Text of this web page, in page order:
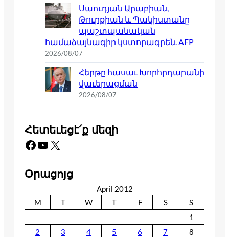
Սաուդյան Արաբիան,
Թուրքիան և Պակիստանը
պաշտպանական
համաձայնագիր կստորագրեն. AFP
2026/08/07
Հերթը հասաւ Խորհրդարանի
վաւերացման
2026/08/07
Հետեւեցէ՛ք մեզի
Facebook YouTube X
Օրացոյց
April 2012
M
T W T F S
S
1
2
3 4 5 6 7
8